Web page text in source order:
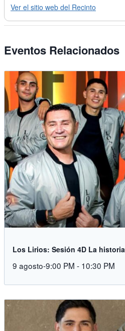
Ver el sitio web del Recinto
Eventos Relacionados
Los Lirios: Sesión 4D La historia
9 agosto-9:00 PM - 10:30 PM